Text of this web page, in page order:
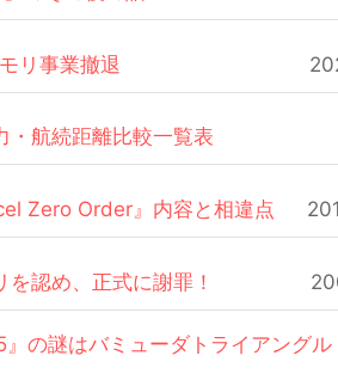
リ事業撤退
・航続距離比較一覧表
Zero Order』内容と相違点
認め、正式に謝罪！
の謎はバミューダトライアングル